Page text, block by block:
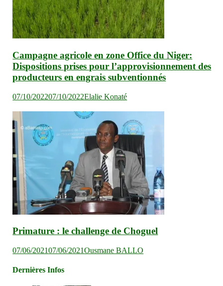
Campagne agricole en zone Office du Niger:
Dispositions prises pour l’approvisionnement des
producteurs en engrais subventionnés
07/10/202207/10/2022Elalie Konaté
Primature : le challenge de Choguel
07/06/202107/06/2021Ousmane BALLO
Dernières Infos